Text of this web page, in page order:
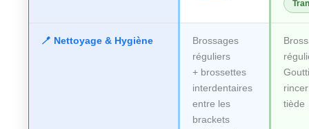
🪥 Nettoyage & Hygiène
Brossages
réguliers
+ brossettes
interdentaires
entre les
brackets
tiède